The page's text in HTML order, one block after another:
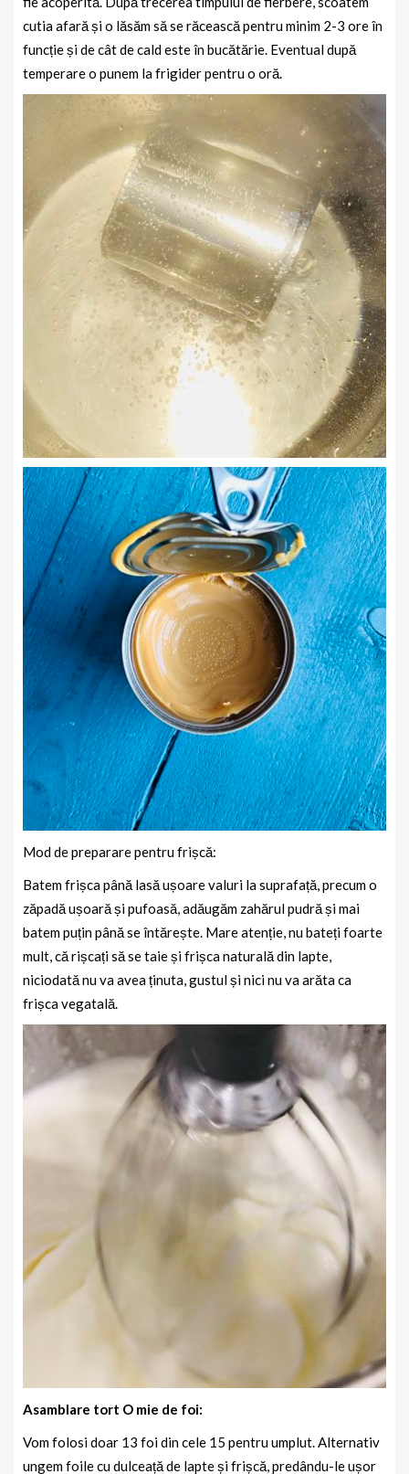
cutia afară și o lăsăm să se răcească pentru minim 2-3 ore în
funcție și de cât de cald este în bucătărie. Eventual după
temperare o punem la frigider pentru o oră.
Mod de preparare pentru frișcă:
Batem frișca până lasă ușoare valuri la suprafață, precum o
zăpadă ușoară și pufoasă, adăugăm zahărul pudră și mai
batem puțin până se întărește. Mare atenție, nu bateți foarte
mult, că rișcați să se taie și frișca naturală din lapte,
niciodată nu va avea ținuta, gustul și nici nu va arăta ca
frișca vegatală.
Asamblare tort O mie de foi:
Vom folosi doar 13 foi din cele 15 pentru umplut. Alternativ
ungem foile cu dulceață de lapte și frișcă, predându-le ușor